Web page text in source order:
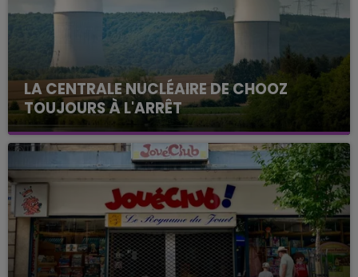
LA CENTRALE NUCLÉAIRE DE CHOOZ
TOUJOURS À L'ARRÊT
Cela fait déjà une semaine que la centrale
nucléaire ardennaise est à l'arrêt. Une situation
justifiée par la sécheresse intense qui est toujours
présente.